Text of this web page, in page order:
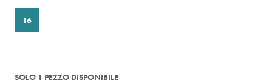
16
SOLO 1 PEZZO DISPONIBILE